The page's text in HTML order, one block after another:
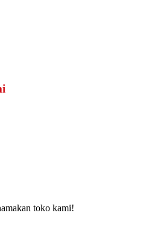
toko kami!